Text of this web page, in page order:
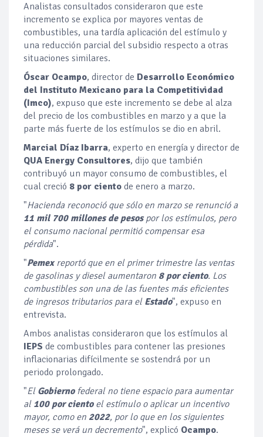
Analistas consultados consideraron que este
incremento se explica por mayores ventas de
combustibles, una tardía aplicación del estímulo y
una reducción parcial del subsidio respecto a otras
situaciones similares.
Óscar Ocampo, director de Desarrollo Económico
del Instituto Mexicano para la Competitividad
(Imco), expuso que este incremento se debe al alza
del precio de los combustibles en marzo y a que la
parte más fuerte de los estímulos se dio en abril.
Marcial Díaz Ibarra, experto en energía y director de
QUA Energy Consultores, dijo que también
contribuyó un mayor consumo de combustibles, el
cual creció 8 por ciento de enero a marzo.
"Hacienda reconoció que sólo en marzo se renunció a
11 mil 700 millones de pesospor los estímulos, pero
el consumo nacional permitió compensar esa
pérdida".
"Pemexreportó que en el primer trimestre las ventas
de gasolinas y diesel aumentaron 8 por ciento. Los
combustibles son una de las fuentes más eficientes
de ingresos tributarios para el Estado", expuso en
entrevista.
Ambos analistas consideraron que los estímulos al
IEPS de combustibles para contener las presiones
inflacionarias difícilmente se sostendrá por un
periodo prolongado.
"El Gobierno federal no tiene espacio para aumentar
al 100 por cientoel estímulo o aplicar un incentivo
mayor, como en 2022, por lo que en los siguientes
meses se verá un decremento", explicó Ocampo.